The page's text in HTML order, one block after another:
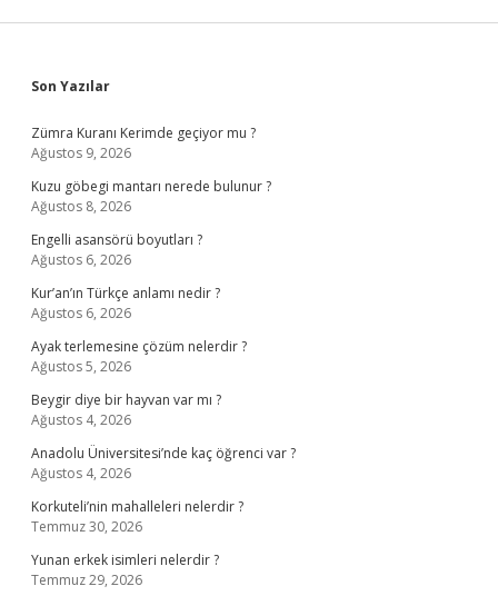
Sidebar
Son Yazılar
Zümra Kuranı Kerimde geçiyor mu ?
Ağustos 9, 2026
Kuzu göbegi mantarı nerede bulunur ?
Ağustos 8, 2026
Engelli asansörü boyutları ?
Ağustos 6, 2026
Kur’an’ın Türkçe anlamı nedir ?
Ağustos 6, 2026
Ayak terlemesine çözüm nelerdir ?
Ağustos 5, 2026
Beygir diye bir hayvan var mı ?
Ağustos 4, 2026
Anadolu Üniversitesi’nde kaç öğrenci var ?
Ağustos 4, 2026
Korkuteli’nin mahalleleri nelerdir ?
Temmuz 30, 2026
Yunan erkek isimleri nelerdir ?
Temmuz 29, 2026